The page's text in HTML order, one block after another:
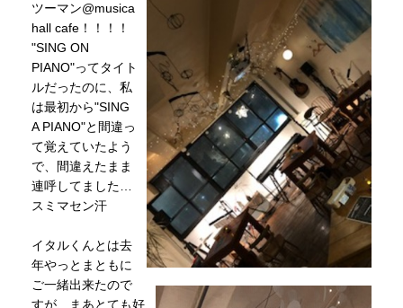
ツーマン@musica
hall cafe！！！！
"SING ON
PIANO"ってタイト
ルだったのに、私
は最初から"SING
A PIANO"と間違っ
て覚えていたよう
で、間違えたまま
連呼してました…
スミマセン汗
イタルくんとは去
年やっとまともに
ご一緒出来たので
すが、まあとても好